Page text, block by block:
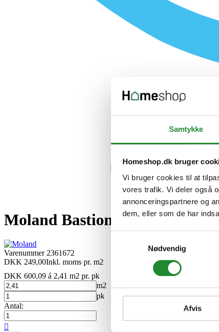
Samtykke
Homeshop.dk bruger
Vi bruger cookies til at
vores trafik. Vi deler også
annonceringspartnere og
dem, eller som de har
Nødvendig
Afvis
Moland Bastion Vinyl -
Varenummer 2361672
DKK 249,00Inkl. moms pr. m2
DKK 600,09 á 2,41 m2 pr. pk
m2
pk
Antal:
